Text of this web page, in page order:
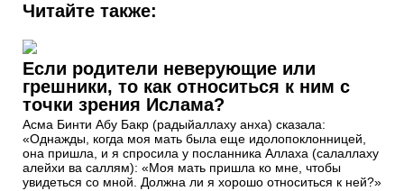
Читайте также:
Если родители неверующие или
грешники, то как относиться к ним с
точки зрения Ислама?
Асма Бинти Абу Бакр (радыйаллаху анха) сказала:
«Однажды, когда моя мать была еще идолопоклонницей,
она пришла, и я спросила у посланника Аллаха (салаллаху
алейхи ва саллям): «Моя мать пришла ко мне, чтобы
увидеться со мной. Должна ли я хорошо относиться к ней?»